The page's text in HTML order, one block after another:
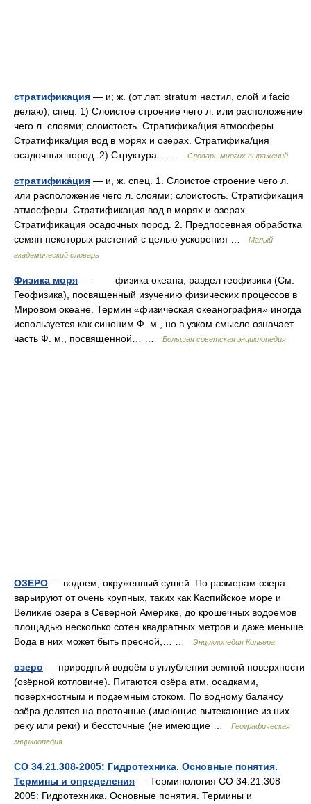
стратификация — и; ж. (от лат. stratum настил, слой и facio
делаю); спец. 1) Слоистое строение чего л. или расположение
чего л. слоями; слоистость. Стратифика/ция атмосферы.
Стратифика/ция вод в морях и озёрах. Стратифика/ция
осадочных пород. 2) Структура… …
Словарь многих выражений
стратифика́ция — и, ж. спец. 1. Слоистое строение чего л.
или расположение чего л. слоями; слоистость. Стратификация
атмосферы. Стратификация вод в морях и озерах.
Стратификация осадочных пород. 2. Предпосевная обработка
семян некоторых растений с целью ускорения …
Малый
академический словарь
Физика моря — физика океана, раздел геофизики (См.
Геофизика), посвященный изучению физических процессов в
Мировом океане. Термин «физическая океанография» иногда
используется как синоним Ф. м., но в узком смысле означает
часть Ф. м., посвященной… …
Большая советская энциклопедия
ОЗЕРО — водоем, окруженный сушей. По размерам озера
варьируют от очень крупных, таких как Каспийское море и
Великие озера в Северной Америке, до крошечных водоемов
площадью несколько сотен квадратных метров и даже меньше.
Вода в них может быть пресной,… …
Энциклопедия Кольера
озеро — природный водоём в углублении земной поверхности
(озёрной котловине). Питаются озёра атм. осадками,
поверхностным и подземным стоком. По водному балансу
озёра делятся на проточные (имеющие вытекающие из них
реку или реки) и бессточные (не имеющие …
Географическая
энциклопедия
СО 34.21.308-2005: Гидротехника. Основные понятия.
Термины и определения — Терминология СО 34.21.308
2005: Гидротехника. Основные понятия. Термины и